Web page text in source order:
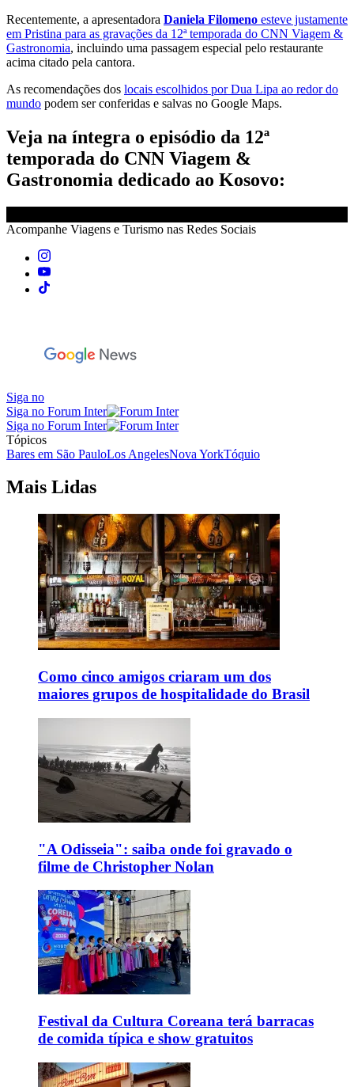
Recentemente, a apresentadora Daniela Filomeno esteve justamente
em Pristina para as gravações da 12ª temporada do CNN Viagem &
Gastronomia, incluindo uma passagem especial pelo restaurante
acima citado pela cantora.
As recomendações dos locais escolhidos por Dua Lipa ao redor do
mundo podem ser conferidas e salvas no Google Maps.
Veja na íntegra o episódio da 12ª
temporada do CNN Viagem &
Gastronomia dedicado ao Kosovo:
Acompanhe Viagens e Turismo nas Redes Sociais
Siga no
Siga no Forum Inter
Siga no Forum Inter
Tópicos
Bares em São PauloLos AngelesNova YorkTóquio
Mais Lidas
Como cinco amigos criaram um dos
maiores grupos de hospitalidade do Brasil
"A Odisseia": saiba onde foi gravado o
filme de Christopher Nolan
Festival da Cultura Coreana terá barracas
de comida típica e show gratuitos